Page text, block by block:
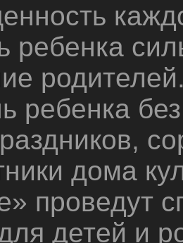
ребенка
ребенка
дома
проведут
детей и